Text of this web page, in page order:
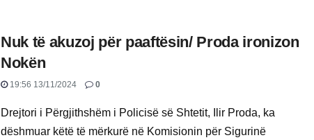
Nuk të akuzoj për paaftësin/ Proda ironizon
Nokën
19:56 13/11/2024 0
Drejtori i Përgjithshëm i Policisë së Shtetit, Ilir Proda, ka
dëshmuar këtë të mërkurë në Komisionin për Sigurinë